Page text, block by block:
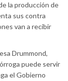
la producción de
sus contra
van a recibir
Drummond,
puede servir
el Gobierno